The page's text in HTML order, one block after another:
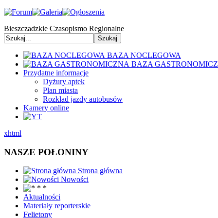
Bieszczadzkie Czasopismo Regionalne
BAZA NOCLEGOWA
BAZA
Przydatne informacje
Dyżury aptek
Plan miasta
Rozkład jazdy autobusów
Kamery online
xhtml
NASZE POŁONINY
Strona główna
Nowości
Aktualności
Materiały reporterskie
Felietony